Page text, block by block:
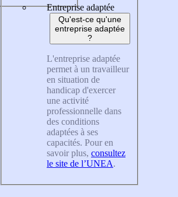
Entreprise adaptée
Qu'est-ce qu'une
entreprise adaptée
?
L'entreprise adaptée
permet à un travailleur
en situation de
handicap d'exercer
une activité
professionnelle dans
des conditions
adaptées à ses
capacités. Pour en
savoir plus, consultez
le site de l’UNEA.